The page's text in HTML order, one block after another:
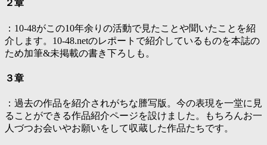
２章
：10-48がこの10年余りの活動で見たことや聞いたことを紹
介します。10-48.netのレポートで紹介しているものを本誌の
ため加筆&未掲載の書き下ろしも。
３章
：過去の作品を紹介されがちな謄写版。今の表現を一堂に見
ることができる作品紹介ページを設けました。もちろんお一
人づつお会いやお願いをして収蔵した作品たちです。